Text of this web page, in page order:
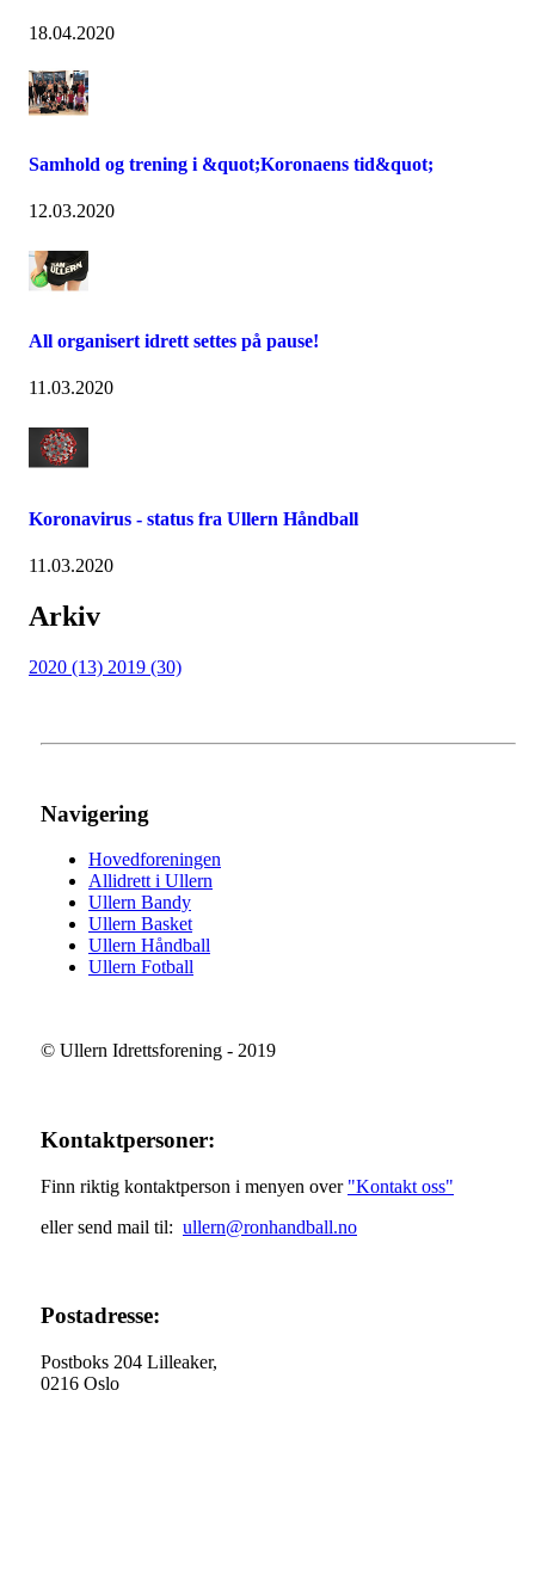
18.04.2020
Samhold og trening i &quot;Koronaens tid&quot;
12.03.2020
All organisert idrett settes på pause!
11.03.2020
Koronavirus - status fra Ullern Håndball
11.03.2020
Arkiv
2020 (13) 2019 (30)
Navigering
Hovedforeningen
Allidrett i Ullern
Ullern Bandy
Ullern Basket
Ullern Håndball
Ullern Fotball
© Ullern Idrettsforening - 2019
Kontaktpersoner:
Finn riktig kontaktperson i menyen over "Kontakt oss"
eller send mail til: ullern@ronhandball.no
Postadresse:
Postboks 204 Lilleaker,
0216 Oslo